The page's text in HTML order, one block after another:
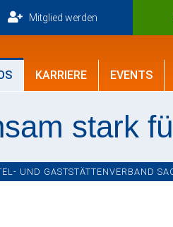
Mitglied werden
KARRIERE EVENTS
stark
UND GASTSTÄTTENVERBAND